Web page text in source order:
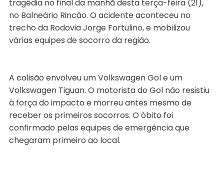
tragédia no final da manhã desta terça-feira (21),
no Balneário Rincão. O acidente aconteceu no
trecho da Rodovia Jorge Fortulino, e mobilizou
várias equipes de socorro da região.
A colisão envolveu um Volkswagen Gol e um
Volkswagen Tiguan. O motorista do Gol não resistiu
à força do impacto e morreu antes mesmo de
receber os primeiros socorros. O óbito foi
confirmado pelas equipes de emergência que
chegaram primeiro ao local.